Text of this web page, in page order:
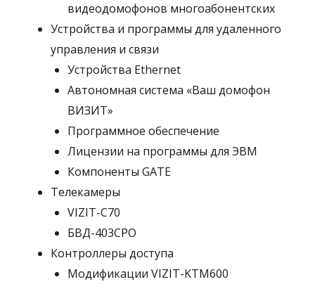
видеодомофонов многоабонентских
Устройства и программы для удаленного
управления и связи
Устройства Ethernet
Автономная система «Ваш домофон
ВИЗИТ»
Программное обеспечение
Лицензии на программы для ЭВМ
Компоненты GATE
Телекамеры
VIZIT-C70
БВД-403СРО
Контроллеры доступа
Модификации VIZIT-KTM600